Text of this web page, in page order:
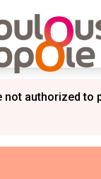
not authorized to